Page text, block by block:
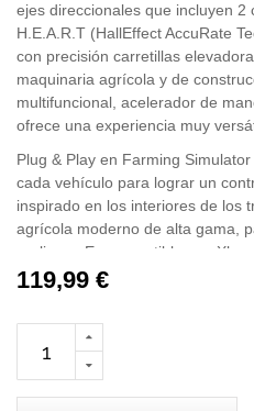
ejes direccionales que incluyen 2
H.E.A.R.T (HallEffect AccuRate
con precisión carretillas
maquinaria agrícola y de
multifuncional, acelerador de
ofrece una experiencia muy
Plug & Play en Farming
cada vehículo para lograr un
inspirado en los interiores de los
agrícola moderno de alta gama,
realismo. Es compatible con
11/10), y combina a la perfección
separado), para obtener una
completa.
Importante: En Xbox Series
usarse con un volante para
119,99 €